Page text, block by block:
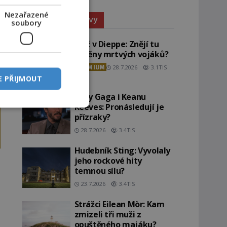
Paranormální jevy
Pláž v Dieppe: Znějí tu
ozvěny mrtvých vojáků?
PREMIUM 28.7.2026 3.1TIS
Lady Gaga i Keanu
Reeves: Pronásledují je
přízraky?
28.7.2026 3.4TIS
Hudebník Sting: Vyvolaly
jeho rockové hity
temnou sílu?
23.7.2026 3.4TIS
Strážci Eilean Mòr: Kam
zmizeli tři muži z
opuštěného majáku?
Nezařazené
soubory
PŘIJMOUT